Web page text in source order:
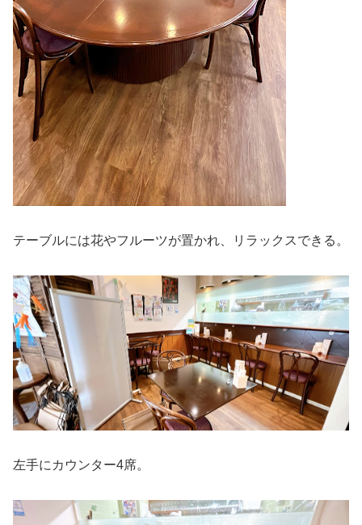
テーブルには花やフルーツが置かれ、リラックスできる。
左手にカウンター4席。